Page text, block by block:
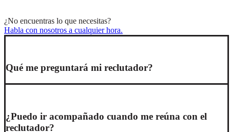
¿No encuentras lo que necesitas?
Habla con nosotros a cualquier hora.
Qué me preguntará mi reclutador?
¿Puedo ir acompañado cuando me reúna con el
reclutador?